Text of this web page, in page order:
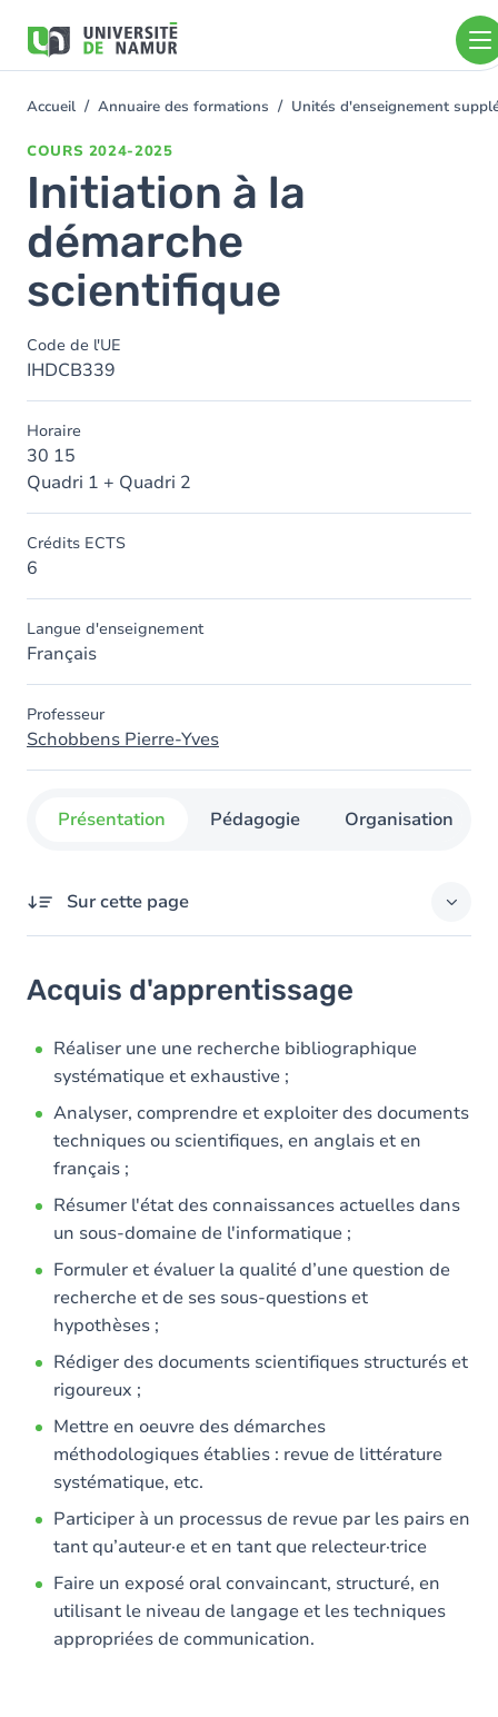
contenu
You
Accueil Annuaire des formations Unités d'enseignement
COURS 2024-2025
Initiation à la
démarche
scientifique
Code de l'UE
IHDCB339
Horaire
30 15
Quadri 1 + Quadri 2
Crédits ECTS
6
Langue d'enseignement
Français
Professeur
Schobbens Pierre-Yves
Présentation Pédagogie Organisation
Sur cette page
Objectifs
Contenu
Acquis d'apprentissage
Réaliser une une recherche bibliographique
systématique et exhaustive ;
Analyser, comprendre et exploiter des documents
techniques ou scientifiques, en anglais et en
français ;
Résumer l'état des connaissances actuelles dans
un sous-domaine de l'informatique ;
Formuler et évaluer la qualité d’une question de
recherche et de ses sous-questions et
hypothèses ;
Rédiger des documents scientifiques structurés et
rigoureux ;
Mettre en oeuvre des démarches
méthodologiques établies : revue de littérature
systématique, etc.
Participer à un processus de revue par les pairs en
tant qu’auteur·e et en tant que relecteur·trice
Faire un exposé oral convaincant, structuré, en
utilisant le niveau de langage et les techniques
appropriées de communication.